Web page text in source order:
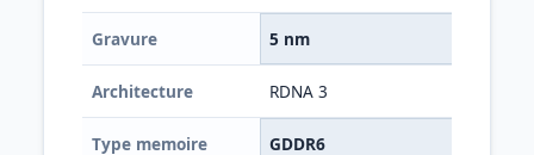
Gravure 5 nm
Architecture RDNA 3
Type memoire GDDR6